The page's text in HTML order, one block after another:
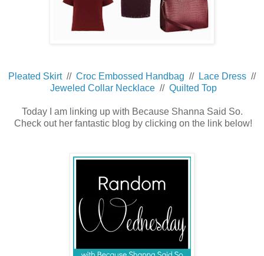
Pleated Skirt// Croc Embossed Handbag // Lace Dress //
Jeweled Collar Necklace// Quilted Top
Today I am linking up with Because Shanna Said So.
Check out her fantastic blog by clicking on the link below!